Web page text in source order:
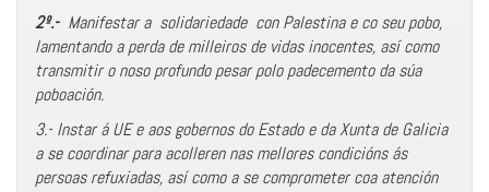
2º.- Manifestar a solidariedade con Palestina e co seu pobo,
lamentando a perda de milleiros de vidas inocentes, así como
transmitir o noso profundo pesar polo padecemento da súa
poboación.
3.-Instar á UE e aos gobernos do Estado e da Xunta de Galicia
a se coordinar para acolleren nas mellores condicións ás
persoas refuxiadas, así como a se comprometer coa atención